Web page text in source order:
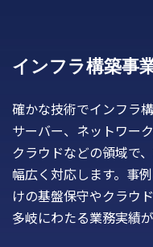
インフラ構築事
確かな技術でインフラ
サーバー、ネットワー
クラウドなどの領域で
幅広く対応します。事
けの基盤保守やクラウ
多岐にわたる業務実績が